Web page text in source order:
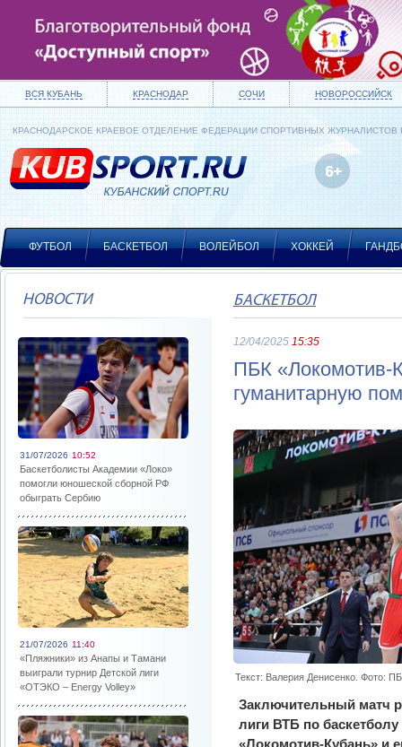
ВСЯ КУБАНЬ КРАСНОДАР СОЧИ НОВОРОССИЙСК
КРАСНОДАРСКОЕ КРАЕВОЕ ОТДЕЛЕНИЕ ФЕДЕРАЦИИ СПОРТИВНЫХ ЖУРНАЛИСТОВ
ФУТБОЛ БАСКЕТБОЛ ВОЛЕЙБОЛ ХОККЕЙ
НОВОСТИ
31/07/2026 10:52
Баскетболисты Академии «Локо»
помогли юношеской сборной РФ
обыграть Сербию
21/07/2026 11:40
«Пляжники» из Анапы и Тамани
выиграли турнир Детской лиги
«ОТЭКО – Energy Volley»
БАСКЕТБОЛ
12/04/2025 15:35
ПБК «Локомотив-
гуманитарную
Текст: Валерия Денисенко. Фото:
Заключительный матч
лиги ВТБ по
«Локомотив-Кубань» и